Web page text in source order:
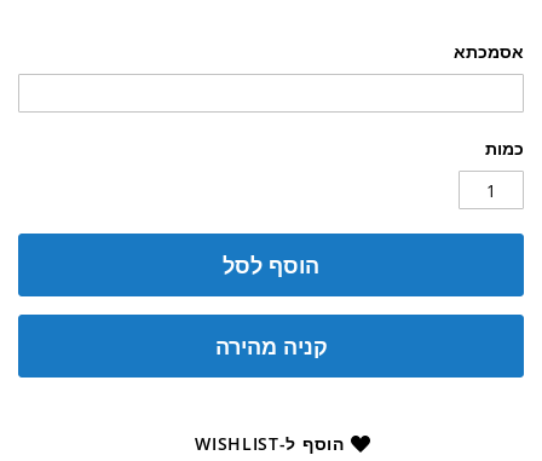
אסמכתא
כמות
הוסף לסל
קניה מהירה
הוסף ל-WISHLIST